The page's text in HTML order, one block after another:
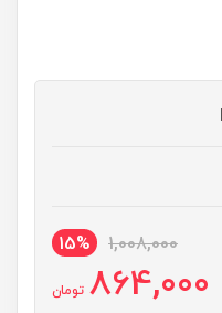
1,008,000
15%
864,000 تومان